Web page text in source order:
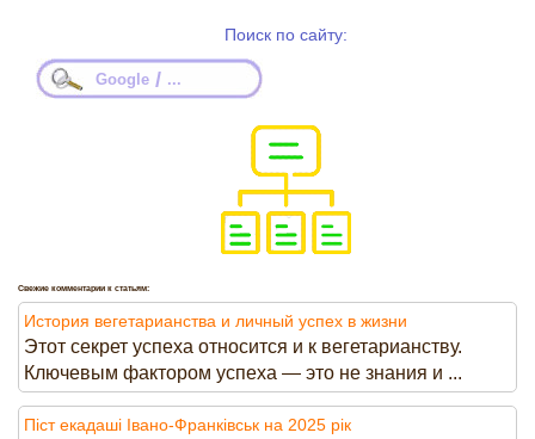
Поиск по сайту:
Google / ...
Свежие комментарии к статьям:
История вегетарианства и личный успех в жизни
Этот секрет успеха относится и к вегетарианству.
Ключевым фактором успеха — это не знания и ...
Піст екадаші Івано-Франківськ на 2025 рік